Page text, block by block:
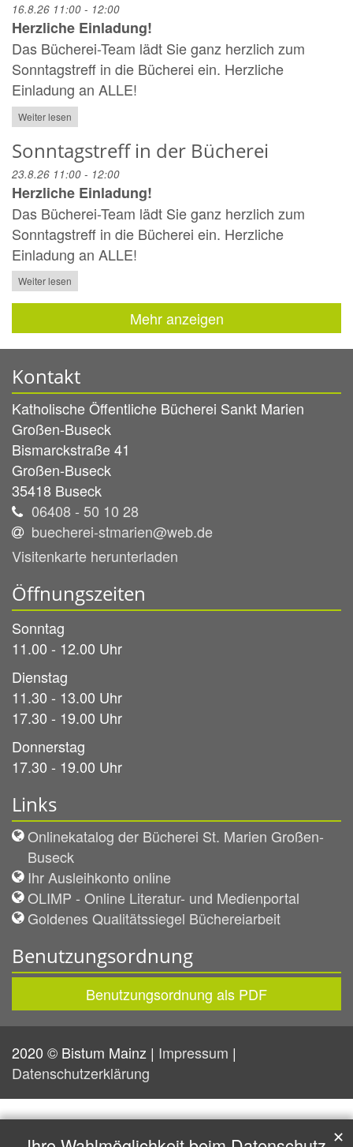
16.8.26 11:00 - 12:00
Herzliche Einladung!
Das Bücherei-Team lädt Sie ganz herzlich zum
Sonntagstreff in die Bücherei ein. Herzliche
Einladung an ALLE!
Weiter lesen
Sonntagstreff in der Bücherei
23.8.26 11:00 - 12:00
Herzliche Einladung!
Das Bücherei-Team lädt Sie ganz herzlich zum
Sonntagstreff in die Bücherei ein. Herzliche
Einladung an ALLE!
Weiter lesen
Mehr anzeigen
Kontakt
Katholische Öffentliche Bücherei Sankt Marien
Großen-Buseck
Bismarckstraße 41
Großen-Buseck
35418 Buseck
06408 - 50 10 28
buecherei-stmarien@web.de
Visitenkarte herunterladen
Öffnungszeiten
Sonntag
11.00 - 12.00 Uhr
Dienstag
11.30 - 13.00 Uhr
17.30 - 19.00 Uhr
Donnerstag
17.30 - 19.00 Uhr
Links
Onlinekatalog der Bücherei St. Marien Großen-
Buseck
Ihr Ausleihkonto online
OLIMP - Online Literatur- und Medienportal
Goldenes Qualitätssiegel Büchereiarbeit
Benutzungsordnung
Benutzungsordnung als PDF
2020 © Bistum Mainz | Impressum |
Datenschutzerklärung
✕